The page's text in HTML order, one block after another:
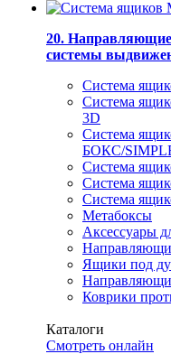
20.
системы
Система
Система
3D
Система
БОКС/
Система
Система
Система
Метабоксы
Аксессуары
Ящики под
Коврики
Каталоги
Смотреть онлайн